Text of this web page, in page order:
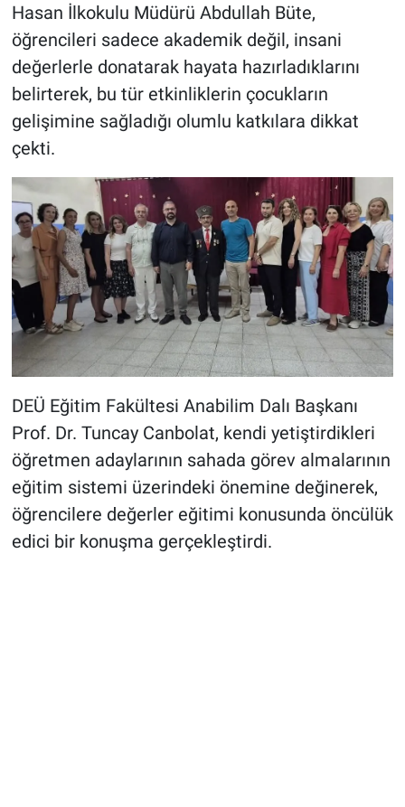
Hasan İlkokulu Müdürü Abdullah Büte,
öğrencileri sadece akademik değil, insani
değerlerle donatarak hayata hazırladıklarını
belirterek, bu tür etkinliklerin çocukların
gelişimine sağladığı olumlu katkılara dikkat
çekti.
DEÜ Eğitim Fakültesi Anabilim Dalı Başkanı
Prof. Dr. Tuncay Canbolat, kendi yetiştirdikleri
öğretmen adaylarının sahada görev almalarının
eğitim sistemi üzerindeki önemine değinerek,
öğrencilere değerler eğitimi konusunda öncülük
edici bir konuşma gerçekleştirdi.